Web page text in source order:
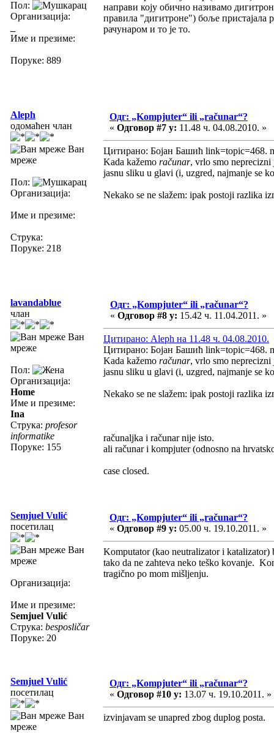
Пол:
Организација:
Име и презиме:
Поруке: 889
направи коју обично називамо
правила "дигитроне") боље пристајала
рачунаром и то је то.
Aleph
одомаћен члан
Ван
мреже
Пол:
Организација:
Име и презиме:
Струка:
Поруке: 218
Одг: „Kompjuter“ ili „računar“?
« Одговор #7 у: 11.48 ч. 04.08.2010. »
Цитирано: Бојан Башић link=topic=468.
Kada kažemo računar, vrlo smo
jasnu sliku u glavi (i, uzgred, najmanje se
Nekako se ne slažem: ipak postoji razlika
lavandablue
члан
Ван
мреже
Пол:
Организација:
Home
Име и презиме:
Ina
Струка: profesor
informatike
Поруке: 155
Одг: „Kompjuter“ ili „računar“?
« Одговор #8 у: 15.42 ч. 11.04.2011. »
Цитирано: Aleph на 11.48 ч. 04.08.2010.
Цитирано: Бојан Башић link=topic=468.
Kada kažemo računar, vrlo smo
jasnu sliku u glavi (i, uzgred, najmanje se
Nekako se ne slažem: ipak postoji razlika
računaljka i računar nije isto.
ali računar i kompjuter (odnosno na
case closed.
Semjuel Vulić
посетилац
Ван
мреже
Организација:
Име и презиме:
Semjuel Vulić
Струка: besposličar
Поруке: 20
Одг: „Kompjuter“ ili „računar“?
« Одговор #9 у: 05.00 ч. 19.10.2011. »
Komputator (kao neutralizator i
tako da ne zahteva neko teško kovanje.
tragično po mom mišljenju.
Semjuel Vulić
посетилац
Ван
мреже
Одг: „Kompjuter“ ili „računar“?
« Одговор #10 у: 13.07 ч. 19.10.2011. »
izvinjavam se unapred zbog duplog posta.